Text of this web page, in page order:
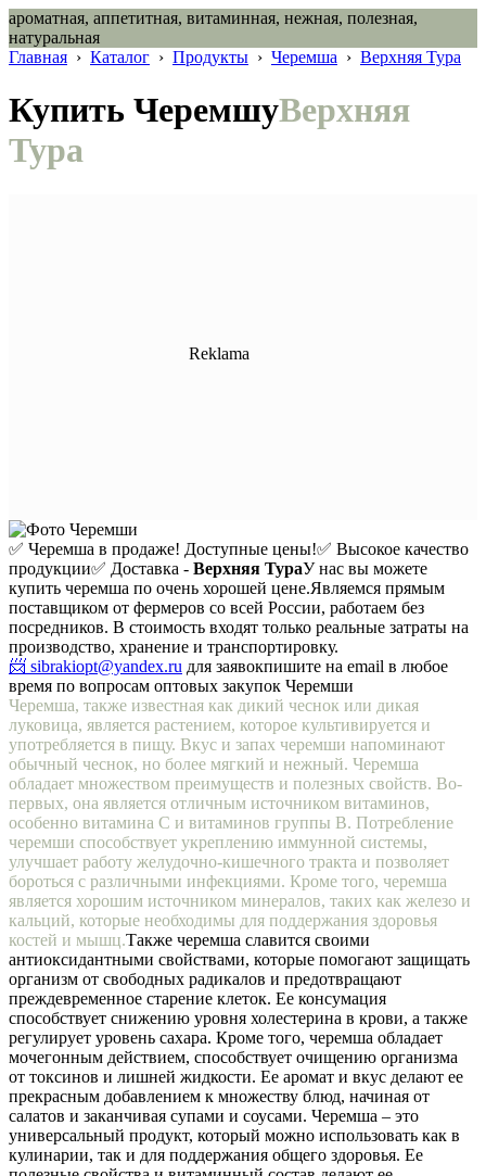
ароматная, аппетитная, витаминная, нежная, полезная,
натуральная
Главная › Каталог › Продукты › Черемша › Верхняя Тура
Купить ЧеремшуВерхняя
Тура
✅ Черемша в продаже! Доступные цены!✅ Высокое качество
продукции✅ Доставка - Верхняя ТураУ нас вы можете
купить черемша по очень хорошей цене.Являемся прямым
поставщиком от фермеров со всей России, работаем без
посредников. В стоимость входят только реальные затраты на
производство, хранение и транспортировку.
📨 sibrakiopt@yandex.ru для заявокпишите на email в любое
время по вопросам оптовых закупок Черемши
Черемша, также известная как дикий чеснок или дикая
луковица, является растением, которое культивируется и
употребляется в пищу. Вкус и запах черемши напоминают
обычный чеснок, но более мягкий и нежный. Черемша
обладает множеством преимуществ и полезных свойств. Во-
первых, она является отличным источником витаминов,
особенно витамина С и витаминов группы В. Потребление
черемши способствует укреплению иммунной системы,
улучшает работу желудочно-кишечного тракта и позволяет
бороться с различными инфекциями. Кроме того, черемша
является хорошим источником минералов, таких как железо и
кальций, которые необходимы для поддержания здоровья
костей и мышц.Также черемша славится своими
антиоксидантными свойствами, которые помогают защищать
организм от свободных радикалов и предотвращают
преждевременное старение клеток. Ее консумация
способствует снижению уровня холестерина в крови, а также
регулирует уровень сахара. Кроме того, черемша обладает
мочегонным действием, способствует очищению организма
от токсинов и лишней жидкости. Ее аромат и вкус делают ее
прекрасным добавлением к множеству блюд, начиная от
салатов и заканчивая супами и соусами. Черемша – это
универсальный продукт, который можно использовать как в
кулинарии, так и для поддержания общего здоровья. Ее